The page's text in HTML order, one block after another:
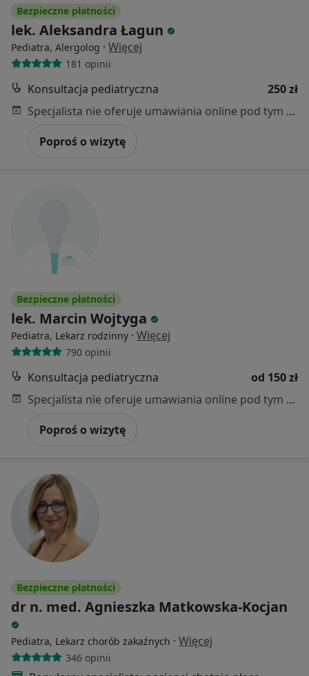
Bezpieczne płatności
lek. Aleksandra Łagun
Pediatra, Alergolog · Więcej
181 opinii
Konsultacja pediatryczna
250 zł
Specjalista nie oferuje umawiania online pod tym adresem.
Poproś o wizytę
Bezpieczne płatności
lek. Marcin Wojtyga
Pediatra, Lekarz rodzinny · Więcej
790 opinii
Konsultacja pediatryczna
od 150 zł
Specjalista nie oferuje umawiania online pod tym adresem.
Poproś o wizytę
Bezpieczne płatności
dr n. med. Agnieszka Matkowska-Kocjan
Pediatra, Lekarz chorób zakaźnych · Więcej
346 opinii